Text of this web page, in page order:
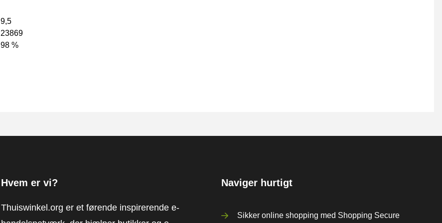
9,5
23869
98 %
Hvem er vi?
Thuiswinkel.org er et førende inspirerende e-
Naviger hurtigt
Sikker online shopping med Shopping Secure